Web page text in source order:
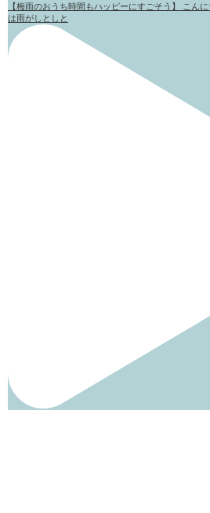
【梅雨のおうち時間もハッピーにすごそう】 こん
は雨がしとしと